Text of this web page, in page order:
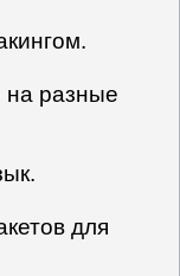
на разные
для